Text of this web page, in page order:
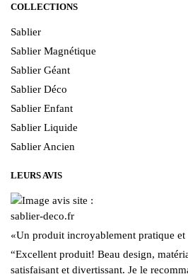
COLLECTIONS
Sablier
Sablier Magnétique
Sablier Géant
Sablier Déco
Sablier Enfant
Sablier Liquide
Sablier Ancien
LEURS AVIS
«Un produit incroyablement pratique et
“Excellent produit! Beau design,
satisfaisant et divertissant. Je le